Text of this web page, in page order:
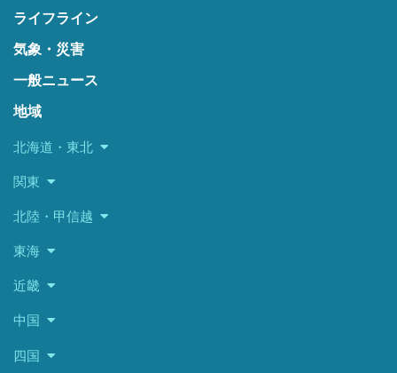
ライフライン
気象・災害
一般ニュース
地域
北海道・東北
関東
北陸・甲信越
東海
近畿
中国
四国